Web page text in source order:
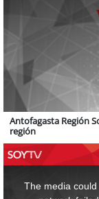
Antofagasta Región
región
The media